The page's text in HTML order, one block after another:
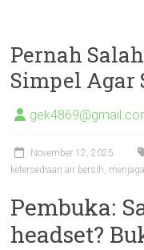
Pernah
Simpel Agar
November 12, 2025
ketersediaan air bersih,
Pembuka:
headset?